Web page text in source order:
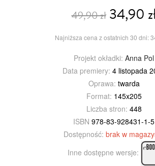
49,90 zł34,90
Najniższa cena z ostatnich 30 dni:
Projekt okładki: Anna Pol
Data premiery: 4 listopada
Oprawa: twarda
Format: 145x205
Liczba stron: 448
ISBN 978-83-928431-1-5
Dostępność: brak w
Inne dostępne wersje: